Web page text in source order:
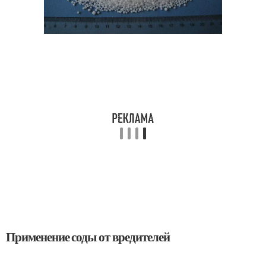
Применение соды от вредителей